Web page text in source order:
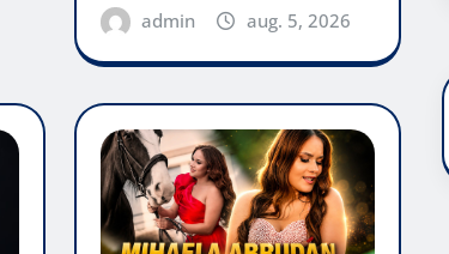
admin aug. 5, 2026